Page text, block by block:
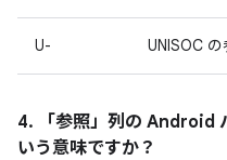
U- UNISOC
4. 「参照」 列の Android
いう意味ですか？